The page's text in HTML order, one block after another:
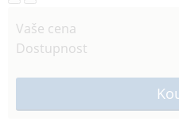
Vaše cena
Dostupnost